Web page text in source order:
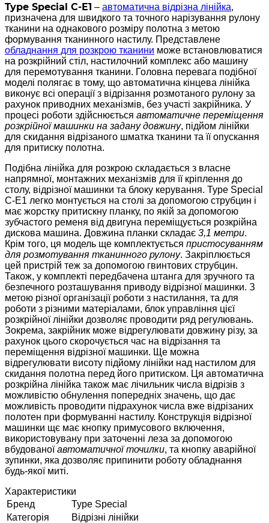
Type Special C-E1 – автоматична відрізна лінійка,
призначена для швидкого та точного нарізування рулону
тканини на однакового розміру полотна з метою
формування тканинного настилу. Представлене
обладнання для розкрою тканини може встановлюватися
на розкрійний стіл, настилочний комплекс або машину
для перемотування тканини. Головна перевага подібної
моделі полягає в тому, що автоматична кінцева лінійка
виконує всі операції з відрізання розмотаного рулону за
рахунок приводних механізмів, без участі закрійника. У
процесі роботи здійснюється автоматичне переміщення
розкрійної машинки на задану довжину, підйом лінійки
для скидання відрізаного шматка тканини та її опускання
для притиску полотна.
Подібна лінійка для розкрою складається з власне
напрямної, монтажних механізмів для її кріплення до
столу, відрізної машинки та блоку керування. Type Special
C-E1 легко монтується на столі за допомогою струбцин і
має жорстку притискну планку, по якій за допомогою
зубчастого ременя від двигуна переміщується розкрійна
дискова машина. Довжина планки складає 3,1 метри.
Крім того, ця модель ще комплектується пристосуванням
для розмотування тканинного рулону. Закріплюється
цей пристрій теж за допомогою гвинтових струбцин.
Також, у комплекті передбачена штанга для зручного та
безпечного розташування приводу відрізної машинки. З
метою різної організації роботи з настилання, та для
роботи з різними матеріалами, блок управління цієї
розкрійної лінійки дозволяє проводити ряд регулювань.
Зокрема, закрійник може відрегулювати довжину різу, за
рахунок цього скорочується час на відрізання та
переміщення відрізної машинки. Ще можна
відрегулювати висоту підйому лінійки над настилом для
скидання полотна перед його притиском. Ця автоматична
розкрійна лінійка також має лічильник числа відрізів з
можливістю обнулення попередніх значень, що дає
можливість проводити підрахунок числа вже відрізаних
полотен при формуванні настилу. Конструкція відрізної
машинки щє має кнопку примусового включення,
використовувану при заточенні леза за допомогою
вбудованоїавтоматичної точилки, та кнопку аварійної
зупинки, яка дозволяє припинити роботу обладнання
будь-якої миті.
Характеристики
Бренд
Type Special
Категорія
Відрізні лінійки